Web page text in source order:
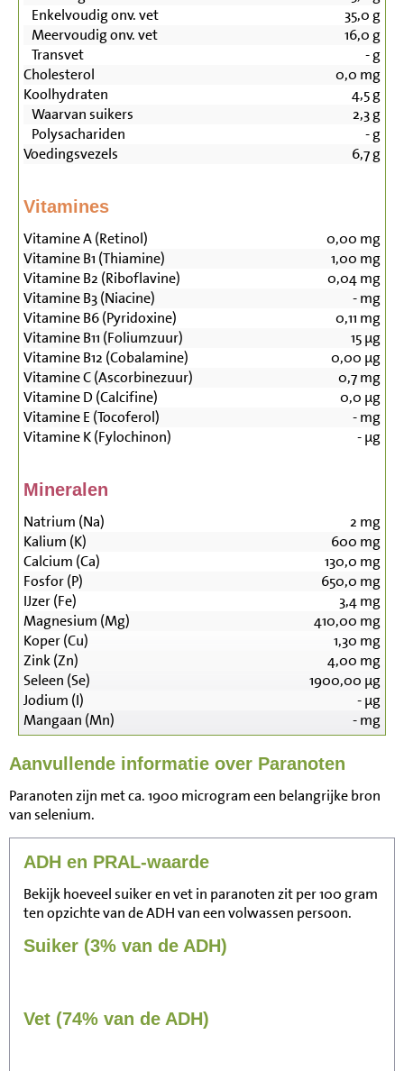
Enkelvoudig onv. vet
35,0 g
Meervoudig onv. vet
16,0 g
Transvet
-g
Cholesterol
0,0 mg
Koolhydraten
4,5g
Waarvan suikers
2,3g
Polysachariden
-g
Voedingsvezels
6,7g
Vitamines
Vitamine A (Retinol) 0,00 mg
Vitamine B1 (Thiamine)
1,00 mg
Vitamine B2 (Riboflavine)
0,04mg
Vitamine B3 (Niacine)
-mg
Vitamine B6 (Pyridoxine)
0,11 mg
Vitamine B11 (Foliumzuur)
15µg
Vitamine B12 (Cobalamine)
0,00 µg
Vitamine C (Ascorbinezuur)
0,7mg
Vitamine D (Calcifine)
0,0 µg
Vitamine E (Tocoferol)
-mg
Vitamine K (Fylochinon)
-µg
Mineralen
Natrium (Na) 2 mg
Kalium (K)
600 mg
Calcium (Ca)
130,0 mg
Fosfor (P)
650,0 mg
IJzer (Fe)
3,4mg
Magnesium (Mg)
410,00 mg
Koper (Cu)
1,30 mg
Zink (Zn)
4,00 mg
Seleen (Se)
1900,00 µg
Jodium (I)
-µg
Mangaan (Mn)
-mg
Aanvullende informatie over Paranoten
Paranoten zijn met ca. 1900 microgram een belangrijke bron
van selenium.
ADH en PRAL-waarde
Bekijk hoeveel suiker en vet in paranoten zit per 100 gram
ten opzichte van de ADH van een volwassen persoon.
Suiker (3% van de ADH)
Vet (74% van de ADH)